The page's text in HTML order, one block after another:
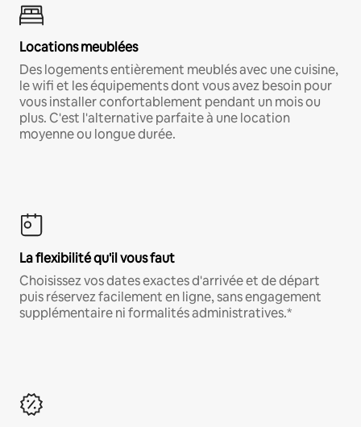
Locations meublées
Des logements entièrement meublés avec une cuisine,
le wifi et les équipements dont vous avez besoin pour
vous installer confortablement pendant un mois ou
plus. C'est l'alternative parfaite à une location
moyenne ou longue durée.
La flexibilité qu'il vous faut
Choisissez vos dates exactes d'arrivée et de départ
puis réservez facilement en ligne, sans engagement
supplémentaire ni formalités administratives.*